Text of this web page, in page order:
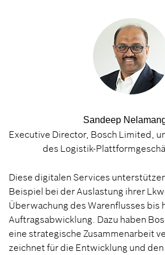
Sandeep
Executive Director, Bosch Limited,
des Logistik-
Diese digitalen Services
Beispiel bei der Auslastung ihrer
Überwachung des Warenflusses bis
Auftragsabwicklung. Dazu haben
eine strategische Zusammenarbeit
zeichnet für die Entwicklung und